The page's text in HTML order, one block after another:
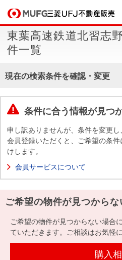
買いたいTOP
中古
マン
ンを
探す
売りたいTOP
無
料
定
売却
店舗案内TOP
店舗のご
案内（首
案内（
会社情報TOP
ごあいさ
つ
要
経営ビジ
ョン
組織図
沿革
本社地
図
採用情報TOP
新卒採用
情報
採用情
買いたい
売りたい
店舗案内
会社情報
採用情報
提携企業にお勤めの方
東葉高速鉄道北習志
件一覧
現在の検索条件を確認・変更
条件に合う情報が見つ
申し訳ありませんが、条件を変更し
会員登録いただくと、ご希望の条
けします。
会員サービスについて
ご希望の物件が見つからな
ご希望の物件が見つからない場合
ていただきます。ご相談はお気軽に
購入